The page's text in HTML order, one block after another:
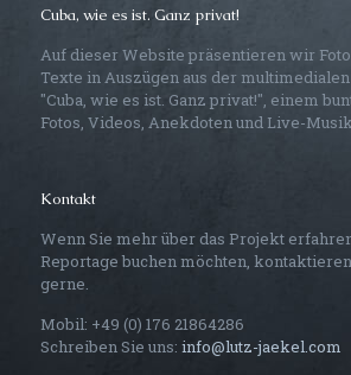
Cuba, wie es ist. Ganz privat!
Auf dieser Website präsentieren wir
Texte in Auszügen aus der
"Cuba, wie es ist. Ganz privat!", einem
Fotos, Videos, Anekdoten und Live-
Kontakt
Wenn Sie mehr über das Projekt
Reportage buchen möchten,
gerne.
Mobil: +49 (0) 176 21864286
Schreiben Sie uns: info@lutz-jaekel.com